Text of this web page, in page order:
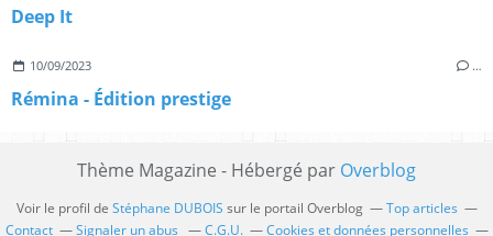
Deep It
10/09/2023 …
Rémina - Édition prestige
Thème Magazine - Hébergé par Overblog
Voir le profil de Stéphane DUBOIS sur le portail Overblog
Top articles
Contact
Signaler un abus C.G.U. Cookies et données personnelles